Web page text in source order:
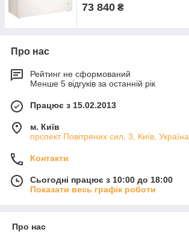
73 840 ₴
Про нас
Рейтинг не сформований
Менше 5 відгуків за останній рік
Працює з 15.02.2013
м. Київ
прспект Повітряних сил, 3, Київ, Україна
Контакти
Сьогодні працює з 10:00 до 18:00
Показати весь графік роботи
Про нас